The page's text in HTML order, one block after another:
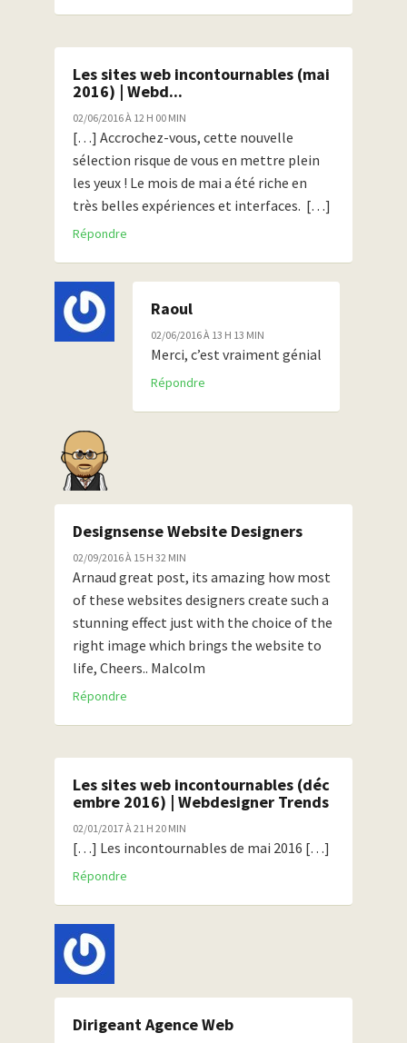
Les sites web incontournables (mai
2016) | Webd...
02/06/2016 À 12 H 00 MIN
[…] Accrochez-vous, cette nouvelle
sélection risque de vous en mettre plein
les yeux ! Le mois de mai a été riche en
très belles expériences et interfaces. […]
Répondre
Raoul
02/06/2016 À 13 H 13 MIN
Merci, c’est vraiment génial
Répondre
Designsense Website Designers
02/09/2016 À 15 H 32 MIN
Arnaud great post, its amazing how most
of these websites designers create such a
stunning effect just with the choice of the
right image which brings the website to
life, Cheers.. Malcolm
Répondre
Les sites web incontournables (déc
embre 2016) | Webdesigner Trends
02/01/2017 À 21 H 20 MIN
[…] Les incontournables de mai 2016 […]
Répondre
Dirigeant Agence Web